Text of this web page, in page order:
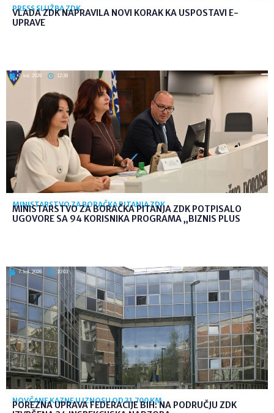
PRESS SLUŽBA ZDK
VLADA ZDK NAPRAVILA NOVI KORAK KA USPOSTAVI E-
UPRAVE
7. kol. 2026 12:36
MINISTARSTVO ZA BORAČKA PITANJA ZDK
MINISTARSTVO ZA BORAČKA PITANJA ZDK POTPISALO
UGOVORE SA 94 KORISNIKA PROGRAMA „BIZNIS PLUS
7. kol. 2026 10:03
NOVČANE KAZNE U IZNOSU OD 31.700 KM
POREZNA UPRAVA FEDERACIJE BIH: NA PODRUČJU ZDK